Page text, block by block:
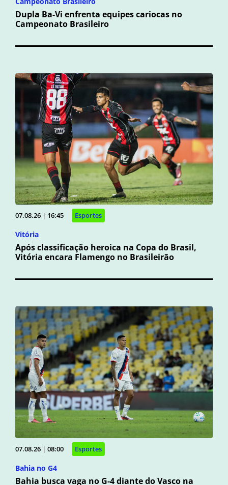
Dupla Ba-Vi enfrenta equipes cariocas no
Campeonato Brasileiro
07.08.26 | 16:45 Esportes
Vitória
Após classificação heroica na Copa do Brasil,
Vitória encara Flamengo no Brasileirão
07.08.26 | 08:00 Esportes
Bahia no G4
Bahia busca vaga no G-4 diante do Vasco na